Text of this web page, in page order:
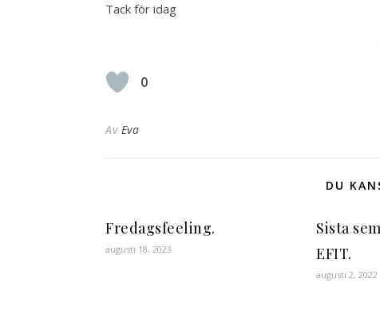
Tack för idag
0
Av Eva
DU
Fredagsfeeling.
augusti 18, 2023
Sista
EFIT.
augusti 2, 2022